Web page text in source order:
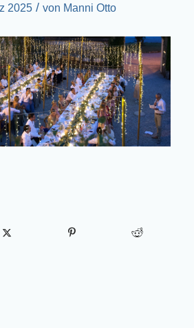
2025 / von Manni Otto